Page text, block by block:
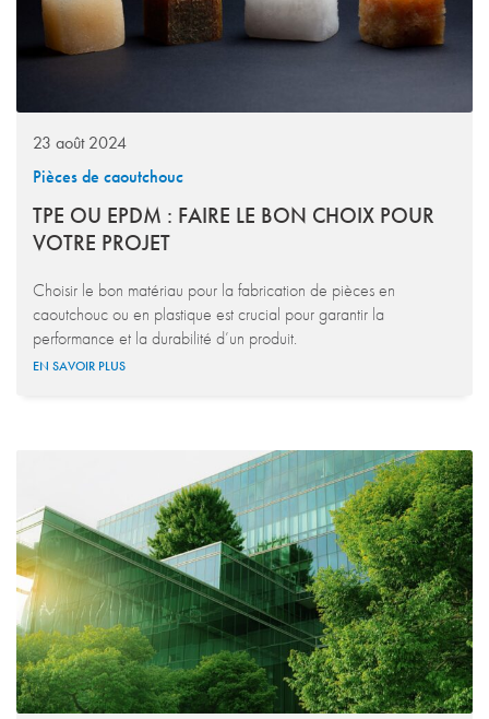
23 août 2024
Pièces de caoutchouc
TPE OU EPDM : FAIRE LE BON CHOIX POUR
VOTRE PROJET
Choisir le bon matériau pour la fabrication de pièces en
caoutchouc ou en plastique est crucial pour garantir la
performance et la durabilité d’un produit.
EN SAVOIR PLUS